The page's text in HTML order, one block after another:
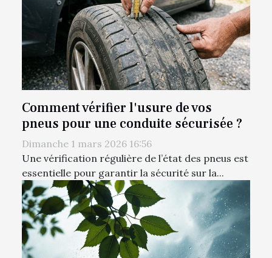
Comment vérifier l'usure de vos
pneus pour une conduite sécurisée ?
Dimanche 1 mars 2026 16:56
Une vérification régulière de l’état des pneus est
essentielle pour garantir la sécurité sur la...